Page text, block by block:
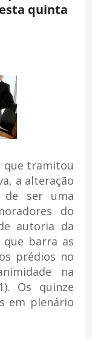
quinta
que tramitou
a alteração
de ser uma
do
autoria da
que barra as
prédios no
na
Os quinze
em plenário